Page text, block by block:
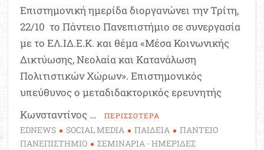
Επιστημονική ημερίδα διοργανώνει την Τρίτη,
22/10 το Πάντειο Πανεπιστήμιο σε συνεργασία
με το ΕΛ.ΙΔ.Ε.Κ. και θέμα «Μέσα Κοινωνικής
Δικτύωσης, Νεολαία και Κατανάλωση
Πολιτιστικών Χώρων». Επιστημονικός
υπεύθυνος ο μεταδιδακτορικός ερευνητής
Κωνσταντίνος …
ΠΕΡΙΣΣΟΤΕΡΑ
EDNEWS SOCIAL MEDIA ΠΑΙΔΕΙΑ
ΠΑΝΤΕΙΟ
ΠΑΝΕΠΙΣΤΗΜΙΟ
ΣΕΜΙΝΑΡΙΑ - ΗΜΕΡΙΔΕΣ